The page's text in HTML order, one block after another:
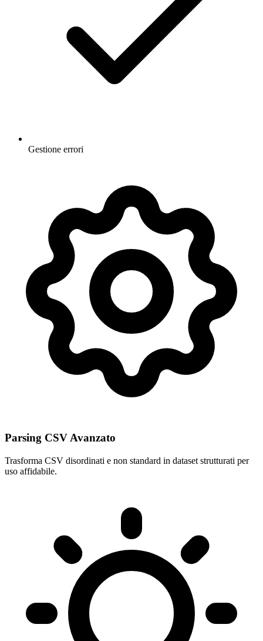
Gestione errori
Parsing CSV Avanzato
Trasforma CSV disordinati e non standard in dataset strutturati per
uso affidabile.